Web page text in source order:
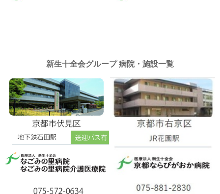
新生十全会グループ 病院・施設一覧